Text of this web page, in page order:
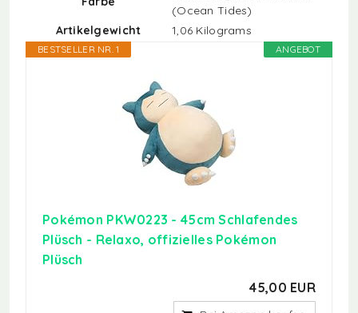
(Ocean Tides)
Artikelgewicht
‎1,06 Kilograms
ANGEBOT
BESTSELLER NR. 1
Pokémon PKW0223 - 45cm Schlafendes
Plüsch - Relaxo, offizielles Pokémon
Plüsch
45,00 EUR